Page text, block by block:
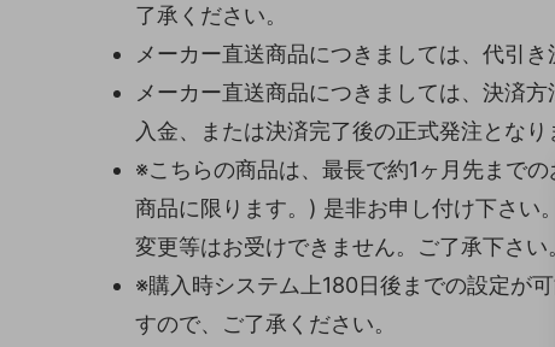
了承ください。
メーカー直送商品につきましては、代引
メーカー直送商品につきましては、決済
入金、または決済完了後の正式発注となり
※こちらの商品は、最長で約1ヶ月先まで
商品に限ります。) 是非お申し付け下さい
変更等はお受けできません。ご了承下さい
※購入時システム上180日後までの設定が
すので、ご了承ください。